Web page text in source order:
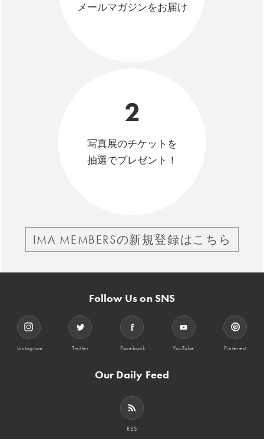
メールマガジンをお届け
2
写真展のチケットを
抽選でプレゼント！
IMA MEMBERSの新規登録はこちら
Follow Us on SNS
Instagram Twitter Facebook YouTube Pinterest
Our Daily Feed
RSS